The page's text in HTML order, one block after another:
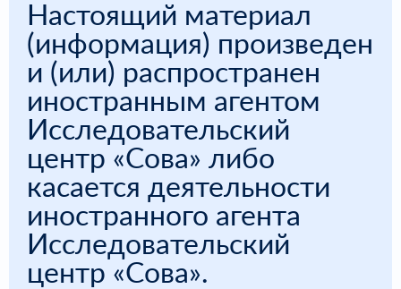
Настоящий материал
(информация) произведен
и (или) распространен
иностранным агентом
Исследовательский
центр «Сова» либо
касается деятельности
иностранного агента
Исследовательский
центр «Сова».